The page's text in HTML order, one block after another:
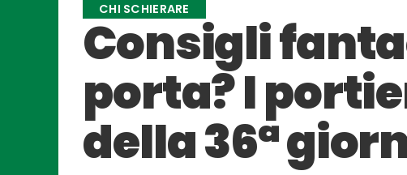
CHI SCHIERARE
Consigli
porta? I
della 36ª